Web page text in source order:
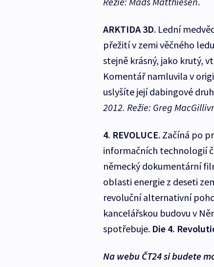
ARKTIDA 3D. Lední
přežití v zemi věčného
stejně krásný, jako krutý,
Komentář namluvila v
uslyšíte její dabingové
2012. Režie: Greg
4. REVOLUCE. Začíná po
informačních technologií
německý dokumentární
oblasti energie z deseti
revoluční alternativní
kancelářskou budovu v
spotřebuje. Die 4.
Na webu ČT24 si budete